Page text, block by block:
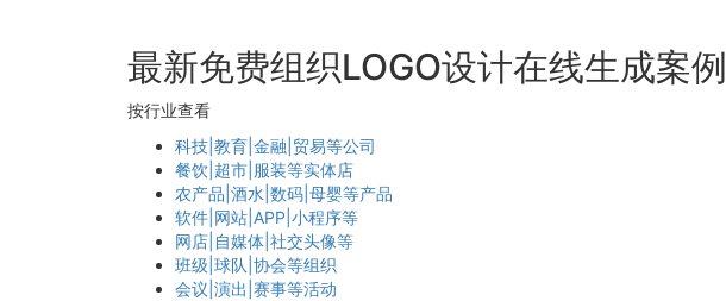
最新免费组织LOGO设计在线生成案例
按行业查看
科技|教育|金融|贸易等公司
餐饮|超市|服装等实体店
农产品|酒水|数码|母婴等产品
软件|网站|APP|小程序等
网店|自媒体|社交头像等
班级|球队|协会等组织
会议|演出|赛事等活动